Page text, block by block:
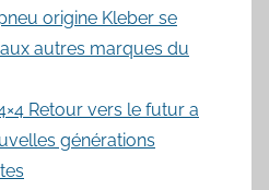
origine Kleber se
autres marques du
Retour vers le futur a
générations